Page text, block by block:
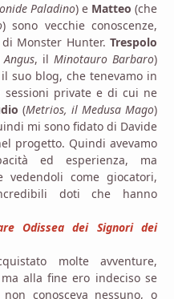
Paladino) e Matteo (che
) sono vecchie conoscenze,
Monster Hunter. Trespolo
Angus, il Minotauro Barbaro)
suo blog, che tenevamo in
private e di cui ne
(Metrios, il Medusa Mago)
mi sono fidato di Davide
progetto. Quindi avevamo
ed esperienza, ma
vedendoli come giocatori,
doti che hanno
Odissea dei Signori dei
molte avventure,
alla fine ero indeciso se
conosceva nessuno, o